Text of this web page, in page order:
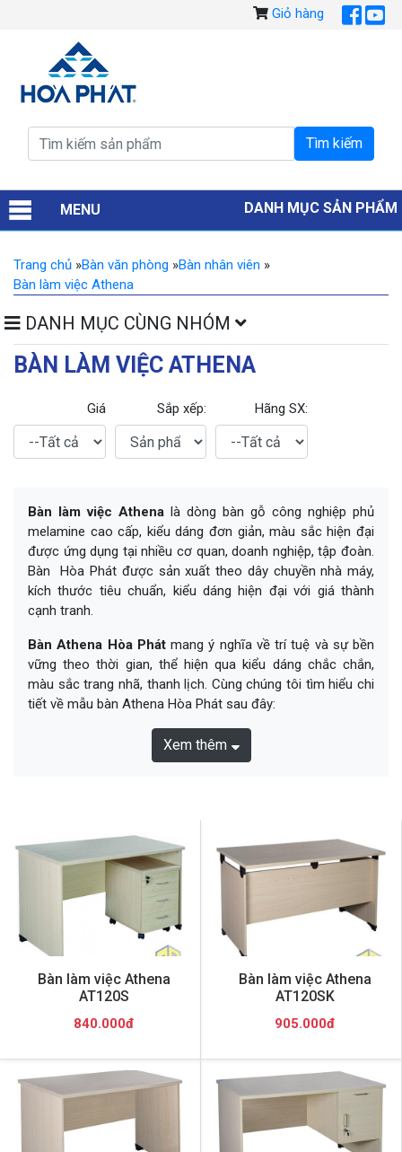
Giỏ hàng
MENU DANH MỤC SẢN PHẨM
Trang chủ »Bàn văn phòng »Bàn nhân viên »
Bàn làm việc Athena
DANH MỤC CÙNG NHÓM
BÀN LÀM VIỆC ATHENA
Giá Sắp xếp: Hãng SX:
Bàn làm việc Athena là dòng bàn gỗ công nghiệp phủ
melamine cao cấp, kiểu dáng đơn giản, màu sắc hiện đại
được ứng dụng tại nhiều cơ quan, doanh nghiệp, tập đoàn.
Bàn Hòa Phát được sản xuất theo dây chuyền nhà máy,
kích thước tiêu chuẩn, kiểu dáng hiện đại với giá thành
cạnh tranh.
Bàn Athena Hòa Phátmang ý nghĩa về trí tuệ và sự bền
vững theo thời gian, thể hiện qua kiểu dáng chắc chắn,
màu sắc trang nhã, thanh lịch. Cùng chúng tôi tìm hiểu chi
tiết về mẫu bàn Athena Hòa Phát sau đây:
Xem thêm
Bàn làm việc Athena
AT120S
840.000đ
Bàn làm việc Athena
AT120SK
905.000đ